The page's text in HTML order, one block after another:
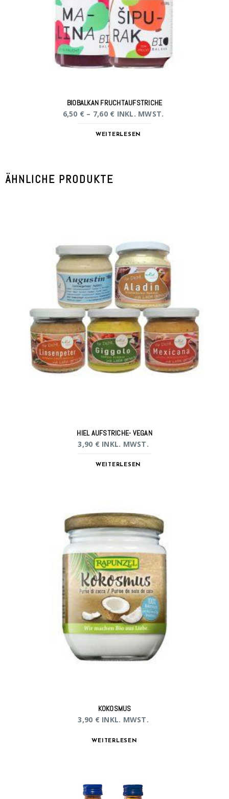
BIOBALKAN FRUCHTAUFSTRICHE
6,50 € – 7,60 € INKL. MWST.
WEITERLESEN
ÄHNLICHE PRODUKTE
HIEL AUFSTRICHE- VEGAN
3,90 € INKL. MWST.
WEITERLESEN
KOKOSMUS
3,90 € INKL. MWST.
WEITERLESEN